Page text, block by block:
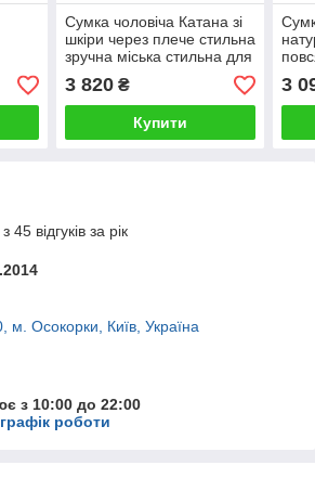
Сумка чоловіча Катана зі
шкіри через плече стильна
зручна міська стильна для
3 820₴
Купити
3
відгуків за рік
м. Осокорки, Київ, Україна
з 10:00 до 22:00
роботи